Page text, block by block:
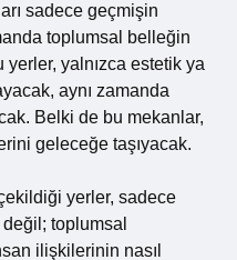
sadece geçmişin
toplumsal belleğin
yalnızca estetik ya
aynı zamanda
Belki de bu mekanlar,
geleceğe taşıyacak.
çekildiği yerler, sadece
toplumsal
ilişkilerinin nasıl